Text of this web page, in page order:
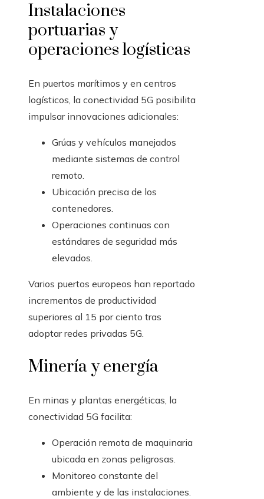
Instalaciones
portuarias y
operaciones logísticas
En puertos marítimos y en centros
logísticos, la conectividad 5G posibilita
impulsar innovaciones adicionales:
Grúas y vehículos manejados
mediante sistemas de control
remoto.
Ubicación precisa de los
contenedores.
Operaciones continuas con
estándares de seguridad más
elevados.
Varios puertos europeos han reportado
incrementos de productividad
superiores al 15 por ciento tras
adoptar redes privadas 5G.
Minería y energía
En minas y plantas energéticas, la
conectividad 5G facilita:
Operación remota de maquinaria
ubicada en zonas peligrosas.
Monitoreo constante del
ambiente y de las instalaciones.